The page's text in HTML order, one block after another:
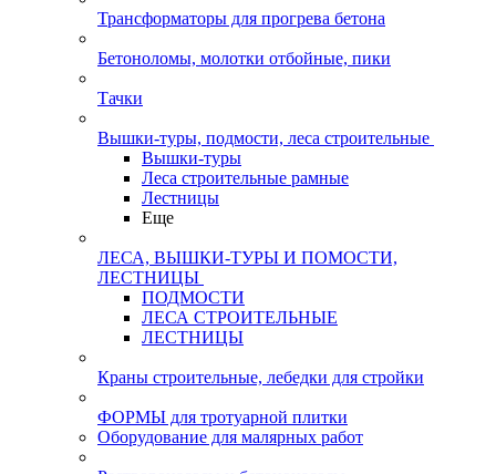
Трансформаторы для прогрева бетона
Бетоноломы, молотки отбойные, пики
Тачки
Вышки-туры, подмости, леса строительные
Вышки-туры
Леса строительные рамные
Лестницы
Еще
ЛЕСА, ВЫШКИ-ТУРЫ И ПОМОСТИ,
ЛЕСТНИЦЫ
ПОДМОСТИ
ЛЕСА СТРОИТЕЛЬНЫЕ
ЛЕСТНИЦЫ
Краны строительные, лебедки для стройки
ФОРМЫ для тротуарной плитки
Оборудование для малярных работ